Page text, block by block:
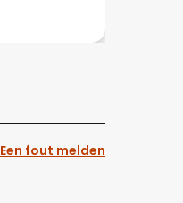
Een fout melden